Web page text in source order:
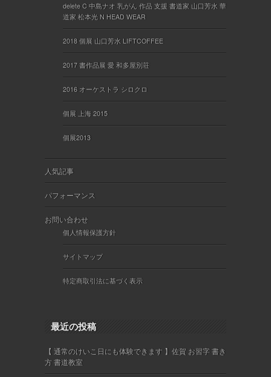
delete C 中島ナオ 乳がん 作品 支援 書道家 山口芳水 華
道家 松本光 N HEAD WEAR
2018 個展 山口芳水 LIFTCOFFEE
2017 書作品展 愛 和多屋別荘
2016 オーケストラ シロクロ
個展 上海 2015
個展2013
人気記事
パフォーマンス
お問い合わせ
個人情報保護方針
サイトマップ
特定商取引法に基づく表示
最近の投稿
【 通常のけいこ日にも体験できます 】佐賀 お習字 書き
方 書道教室